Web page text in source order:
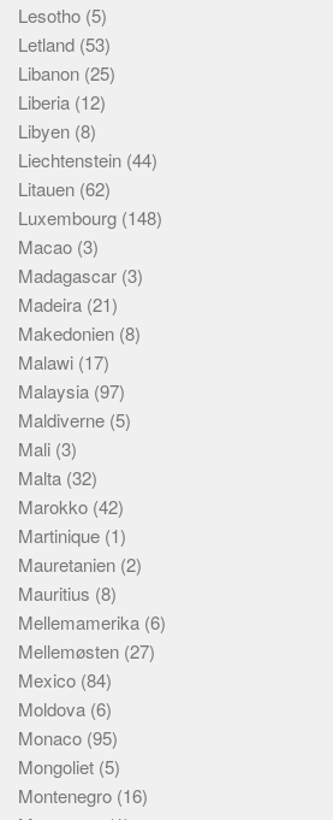
Lesotho (5)
Letland (53)
Libanon (25)
Liberia (12)
Libyen (8)
Liechtenstein (44)
Litauen (62)
Luxembourg (148)
Macao (3)
Madagascar (3)
Madeira (21)
Makedonien (8)
Malawi (17)
Malaysia (97)
Maldiverne (5)
Mali (3)
Malta (32)
Marokko (42)
Martinique (1)
Mauretanien (2)
Mauritius (8)
Mellemamerika (6)
Mellemøsten (27)
Mexico (84)
Moldova (6)
Monaco (95)
Mongoliet (5)
Montenegro (16)